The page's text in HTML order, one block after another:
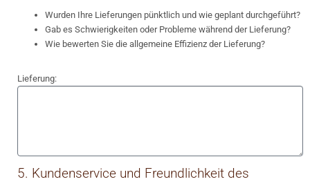
Wurden Ihre Lieferungen pünktlich und wie geplant durchgeführt?
Gab es Schwierigkeiten oder Probleme während der Lieferung?
Wie bewerten Sie die allgemeine Effizienz der Lieferung?
Lieferung:
5. Kundenservice und Freundlichkeit des